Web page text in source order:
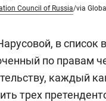
Council of Russia/via
в список
по правам
каждый
трех